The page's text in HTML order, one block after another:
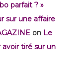
parfait ? »
sur une affaire
on Le
tiré sur un